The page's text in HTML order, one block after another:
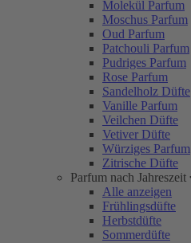
Molekül Parfum
Moschus Parfum
Oud Parfum
Patchouli Parfum
Pudriges Parfum
Rose Parfum
Sandelholz Düfte
Vanille Parfum
Veilchen Düfte
Vetiver Düfte
Würziges Parfum
Zitrische Düfte
Parfum nach Jahreszeit
Alle anzeigen
Frühlingsdüfte
Herbstdüfte
Sommerdüfte